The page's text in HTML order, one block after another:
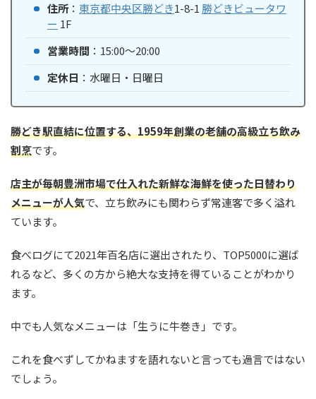
住所： 東京都中央区勝どき1-8-1 勝どきビュータワ
ー 1F
営業時間 ：15:00〜20:00
定休日 ：水曜日・日曜日
勝どき駅直結に位置する、1959年創業の老舗の高級立ち飲み
割烹です。
店主が毎朝豊洲市場で仕入れた新鮮な海鮮を使った日替わり
メニューが人気で、立ち飲みにも関わらず常連客で多く溢れ
ています。
食べログにて2021年百名店に選出されたり、TOP5000に選ば
れるなど、多くの方から絶大な支持を得ていることがわかり
ます。
中でも人気なメニューは「生うに牛巻き」です。
これを食べずしてかねますを語れないと言っても過言ではない
でしょう。